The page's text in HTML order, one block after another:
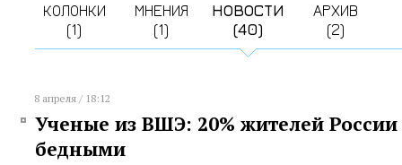
КОЛОНКИ
(1)
МНЕНИЯ
(1)
НОВОСТИ
(40)
АРХИВ
(2)
8 апреля / 18:12
Ученые из ВШЭ: 20% жителей России
бедными